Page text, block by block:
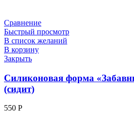
Сравнение
Быстрый просмотр
В список желаний
В корзину
Закрыть
Силиконовая форма
(сидит)
550 Р